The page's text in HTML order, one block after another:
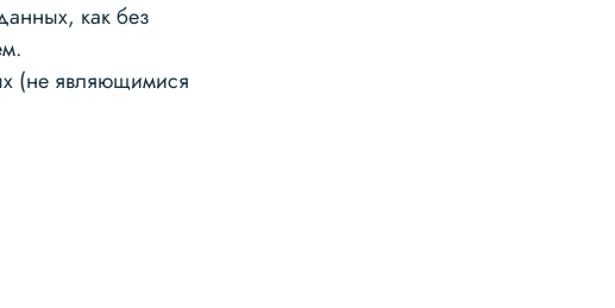
как без
(не являющимися